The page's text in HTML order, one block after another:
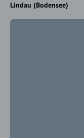
Lindau (Bodensee)